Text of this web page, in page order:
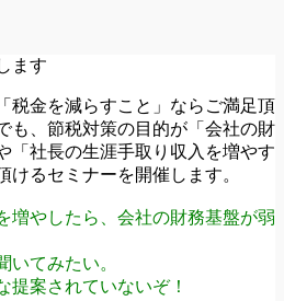
ます
税金を減らすこと」ならご満足頂
も、節税対策の目的が「会社の財
「社長の生涯手取り収入を増やす
けるセミナーを開催します。
増やしたら、会社の財務基盤が弱
いてみたい。
提案されていないぞ！